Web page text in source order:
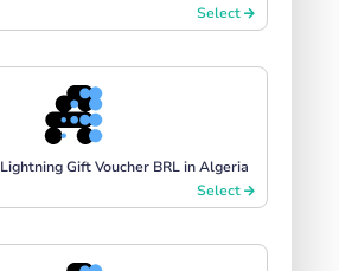
Select
Gift Voucher BRL in Algeria
Select